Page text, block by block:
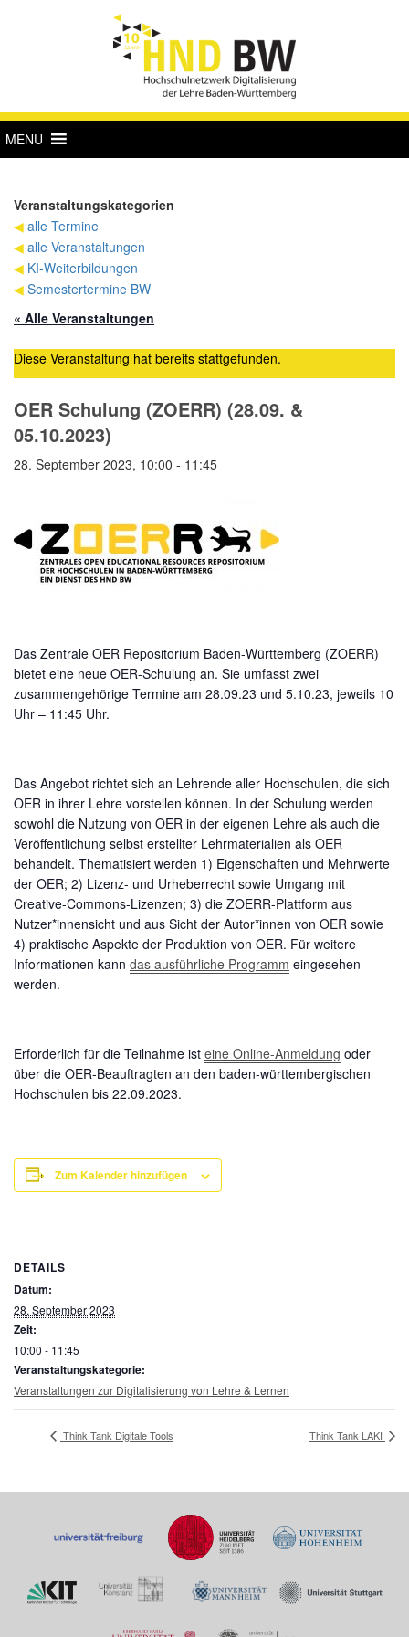
MENU
Veranstaltungskategorien
◀ alle Termine
◀ alle Veranstaltungen
◀ KI-Weiterbildungen
◀ Semestertermine BW
« Alle Veranstaltungen
Diese Veranstaltung hat bereits stattgefunden.
OER Schulung (ZOERR) (28.09. &
05.10.2023)
28. September 2023, 10:00 - 11:45
Das Zentrale OER Repositorium Baden-Württemberg (ZOERR)
bietet eine neue OER-Schulung an. Sie umfasst zwei
zusammengehörige Termine am 28.09.23 und 5.10.23, jeweils 10
Uhr – 11:45 Uhr.
Das Angebot richtet sich an Lehrende aller Hochschulen, die sich
OER in ihrer Lehre vorstellen können. In der Schulung werden
sowohl die Nutzung von OER in der eigenen Lehre als auch die
Veröffentlichung selbst erstellter Lehrmaterialien als OER
behandelt. Thematisiert werden 1) Eigenschaften und Mehrwerte
der OER; 2) Lizenz- und Urheberrecht sowie Umgang mit
Creative-Commons-Lizenzen; 3) die ZOERR-Plattform aus
Nutzer*innensicht und aus Sicht der Autor*innen von OER sowie
4) praktische Aspekte der Produktion von OER. Für weitere
Informationen kann das ausführliche Programm eingesehen
werden.
Erforderlich für die Teilnahme ist eine Online-Anmeldung oder
über die OER-Beauftragten an den baden-württembergischen
Hochschulen bis 22.09.2023.
Zum Kalender hinzufügen
DETAILS
Datum:
28. September 2023
Zeit:
10:00 - 11:45
Veranstaltungskategorie:
Veranstaltungen zur Digitalisierung von Lehre & Lernen
Think Tank Digitale Tools Think Tank LAKI